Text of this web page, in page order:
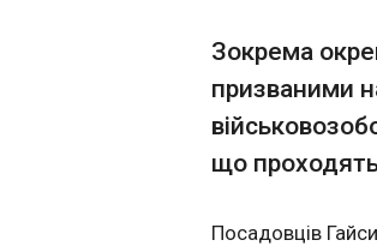
Зокрема
призваними
що
Посадовців